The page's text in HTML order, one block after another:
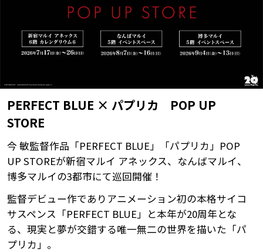
PERFECT BLUE × パプリカ POP UP
STORE
今 敏監督作品「PERFECT BLUE」「パプリカ」POP
UP STOREが新宿マルイ アネックス、なんばマルイ、
博多マルイの3都市にて巡回開催！
監督デビュー作でありアニメーション初の本格サイコ
サスペンス「PERFECT BLUE」と本年が20周年とな
る、現実と夢が交錯する唯一無二の世界を描いた「パ
プリカ」。